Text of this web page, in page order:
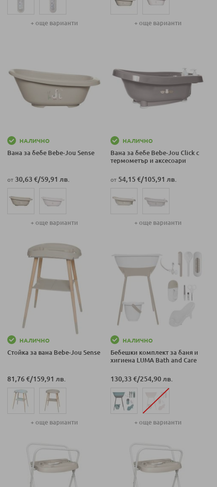
+ още варианти + още варианти
НАЛИЧНО
Вана за бебе Bеbе-Jou Sense
от 30,63 €/59,91 лв.
+ още варианти
НАЛИЧНО
Вана за бебе Bеbе-Jou Click с
термометър и аксесоари
от 54,15 €/105,91 лв.
+ още варианти
НАЛИЧНО
Стойка за вана Bеbе-Jou Sense
81,76 €/159,91 лв.
+ още варианти
НАЛИЧНО
Бебешки комплект за баня и
хигиена LUMA Bath and Care
130,33 €/254,90 лв.
+ още варианти